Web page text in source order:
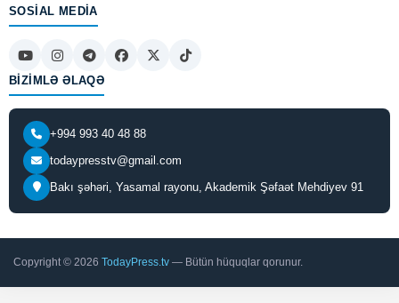
SOSIAL MEDIA
BIZIMLƏ ƏLAQƏ
+994 993 40 48 88
todaypresstv@gmail.com
Bakı şəhəri, Yasamal rayonu, Akademik Şəfaət Mehdiyev 91
Copyright © 2026 TodayPress.tv — Bütün hüquqlar qorunur.